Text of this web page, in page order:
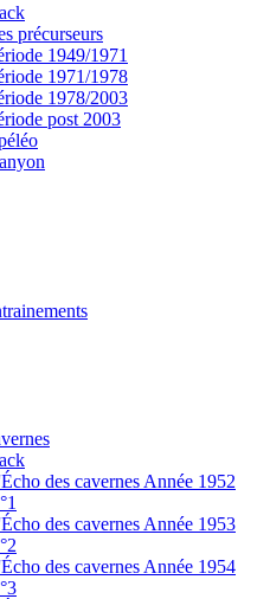
précurseurs
1949/1971
1971/1978
1978/2003
post 2003
des cavernes Année 1952
des cavernes Année 1953
des cavernes Année 1954